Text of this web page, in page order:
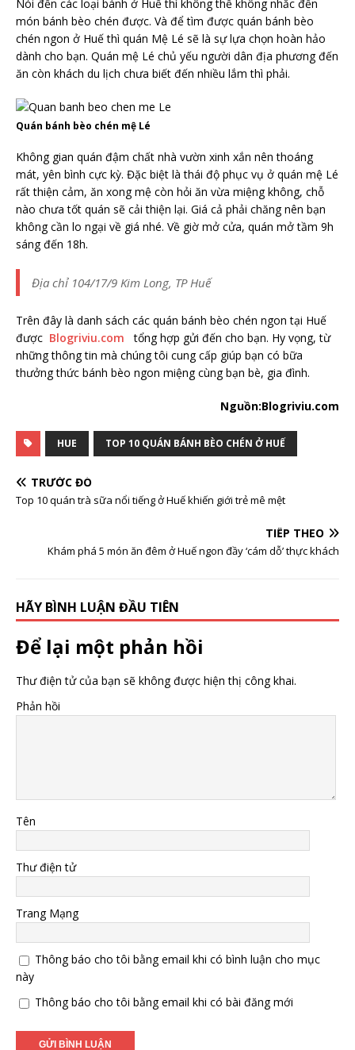
Nói đến các loại bánh ở Huế thì không thể không nhắc đến
món bánh bèo chén được. Và để tìm được quán bánh bèo
chén ngon ở Huế thì quán Mệ Lé sẽ là sự lựa chọn hoàn hảo
dành cho bạn. Quán mệ Lé chủ yếu người dân địa phương đến
ăn còn khách du lịch chưa biết đến nhiều lắm thì phải.
Quán bánh bèo chén mệ Lé
Không gian quán đậm chất nhà vườn xinh xắn nên thoáng
mát, yên bình cực kỳ. Đặc biệt là thái độ phục vụ ở quán mệ Lé
rất thiện cảm, ăn xong mệ còn hỏi ăn vừa miệng không, chỗ
nào chưa tốt quán sẽ cải thiện lại. Giá cả phải chăng nên bạn
không cần lo ngại về giá nhé. Về giờ mở cửa, quán mở tầm 9h
sáng đến 18h.
Địa chỉ 104/17/9 Kim Long, TP Huế
Trên đây là danh sách các quán bánh bèo chén ngon tại Huế
được Blogriviu.com
tổng hợp gửi đến cho bạn. Hy vọng, từ
những thông tin mà chúng tôi cung cấp giúp bạn có bữa
thưởng thức bánh bèo ngon miệng cùng bạn bè, gia đình.
Nguồn:Blogriviu.com
HUE TOP 10 QUÁN BÁNH BÈO CHÉN Ở HUẾ
TRƯỚC ĐÓ
Top 10 quán trà sữa nổi tiếng ở Huế khiến giới trẻ mê mệt
TIẾP THEO
Khám phá 5 món ăn đêm ở Huế ngon đầy ‘cám dỗ’ thực khách
HÃY BÌNH LUẬN ĐẦU TIÊN
Để lại một phản hồi
Thư điện tử của bạn sẽ không được hiện thị công khai.
Phản hồi
Tên
Thư điện tử
Trang Mạng
Thông báo cho tôi bằng email khi có bình luận cho mục
này
Thông báo cho tôi bằng email khi có bài đăng mới